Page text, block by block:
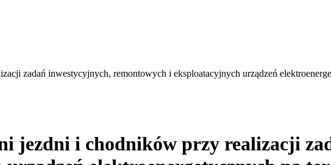
zadań inwestycyjnych, remontowych i eksploatacyjnych urządzeń
jezdni i chodników przy realizacji